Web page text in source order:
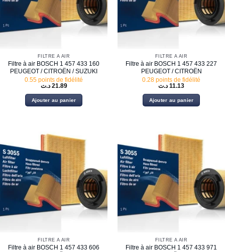
FILTRE À AIR
Filtre à air BOSCH 1 457 433 160
PEUGEOT / CITROËN / SUZUKI
0.55 points de fidélité
21.89 د.ت
Ajouter au panier
FILTRE À AIR
Filtre à air BOSCH 1 457 433 227
PEUGEOT / CITROËN
0.28 points de fidélité
11.13 د.ت
Ajouter au panier
FILTRE À AIR
Filtre à air BOSCH 1 457 433 606
FILTRE À AIR
Filtre à air BOSCH 1 457 433 971